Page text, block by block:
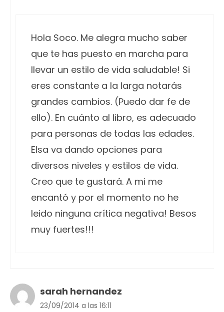
Hola Soco. Me alegra mucho saber
que te has puesto en marcha para
llevar un estilo de vida saludable! Si
eres constante a la larga notarás
grandes cambios. (Puedo dar fe de
ello). En cuánto al libro, es adecuado
para personas de todas las edades.
Elsa va dando opciones para
diversos niveles y estilos de vida.
Creo que te gustará. A mi me
encantó y por el momento no he
leido ninguna crítica negativa! Besos
muy fuertes!!!
sarah hernandez
23/09/2014 a las 16:11